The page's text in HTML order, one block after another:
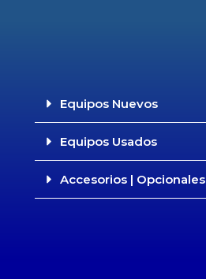
Equipos Nuevos
Equipos Usados
Accesorios | Opcionales